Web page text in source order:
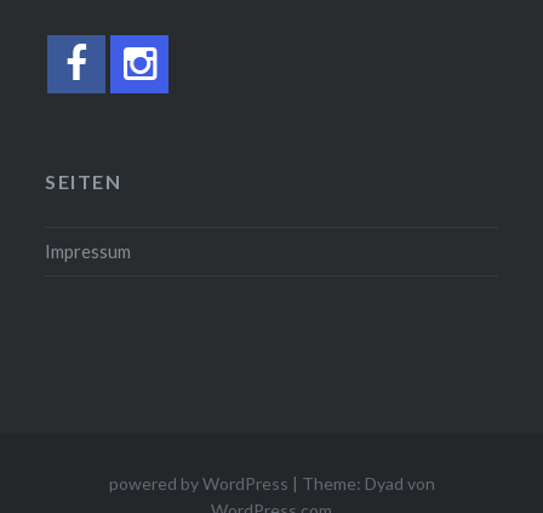
SEITEN
Impressum
powered by WordPress | Theme: Dyad von